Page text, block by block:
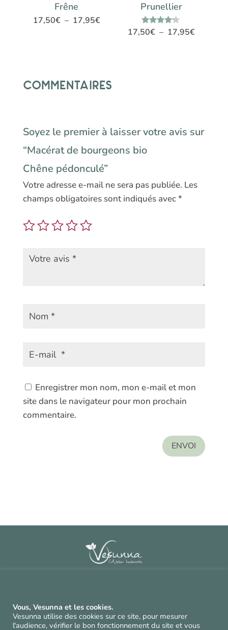
Frêne
17,50€ – 17,95€Plage
17,95€
Prunellier
Note
17,50€ – 17,95€Plage
Commentaires
Soyez le premier à laisser votre avis sur
“Macérat de bourgeons bio
Chêne pédonculé”
Votre adresse e-mail ne sera pas publiée. Les
champs obligatoires sont indiqués avec*
Enregistrer mon nom, mon e-mail et mon
site dans le navigateur pour mon prochain
commentaire.
ENVOI
^ Politique de confidentialité et cookies
Vous, Vesunna et les cookies.
Vesunna utilise des cookies sur ce site, pour mesurer
l'audience, vérifier le bon fonctionnement du site et vous